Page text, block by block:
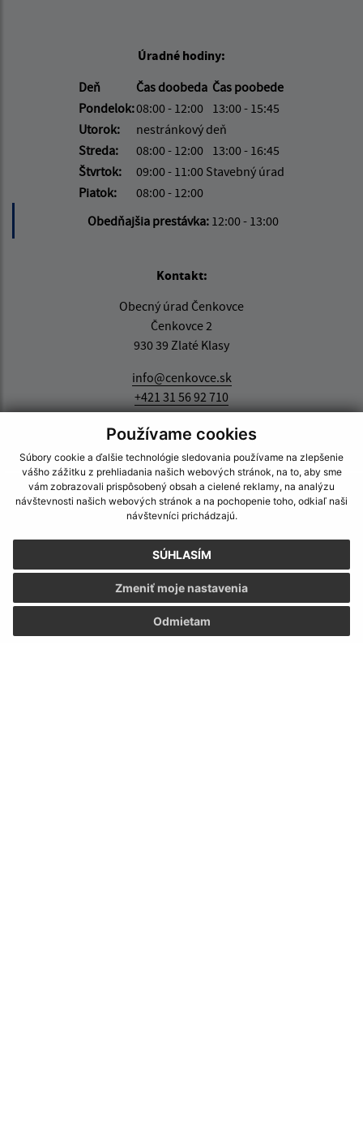
Používame cookies
Súbory cookie a ďalšie technológie sledovania používame na zlepšenie
vášho zážitku z prehliadania našich webových stránok, na to, aby sme
vám zobrazovali prispôsobený obsah a cielené reklamy, na analýzu
návštevnosti našich webových stránok a na pochopenie toho, odkiaľ naši
návštevníci prichádzajú.
SÚHLASÍM
Odmietam
Zmeniť moje nastavenia
Úradné hodiny:
Deň
Čas doobeda Čas poobede
Pondelok:08:00 - 12:00 13:00 - 15:45
Utorok:
nestránkový deň
Streda:
08:00 - 12:00 13:00 - 16:45
Štvrtok:
09:00 - 11:00 Stavebný úrad
Piatok:
08:00 - 12:00
Obedňajšia prestávka: 12:00 - 13:00
Kontakt:
Obecný úrad Čenkovce
Čenkovce 2
930 39 Zlaté Klasy
info@cenkovce.sk
+421 31 56 92 710
IČO: 31871224